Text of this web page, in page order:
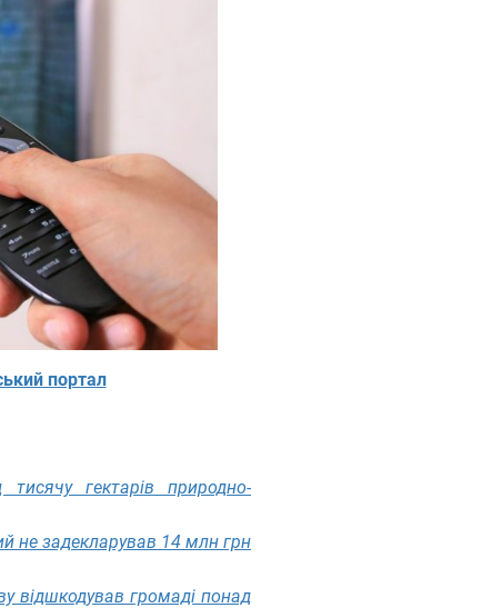
портал
гектарів природно-
не задекларував 14 млн грн
відшкодував громаді понад